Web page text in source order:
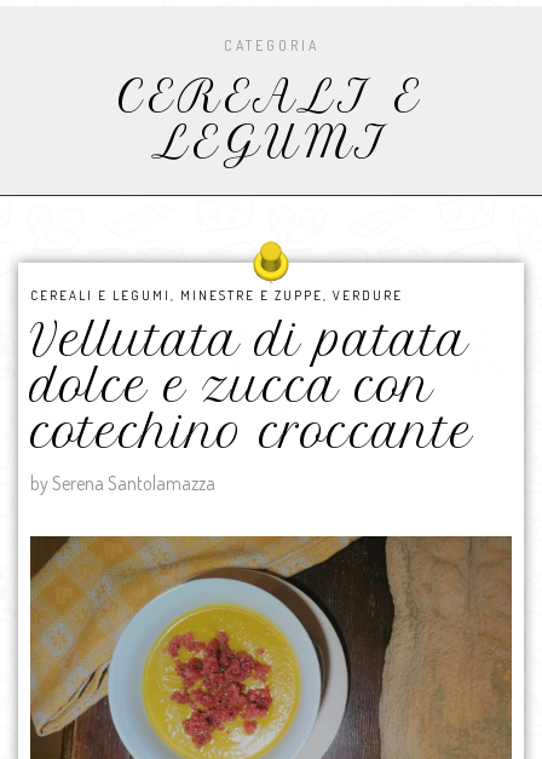
CATEGORIA
CEREALI E
LEGUMI
CEREALI E LEGUMI MINESTRE E ZUPPE VERDURE
Vellutata di patata
dolce e zucca con
cotechino croccante
by Serena Santolamazza